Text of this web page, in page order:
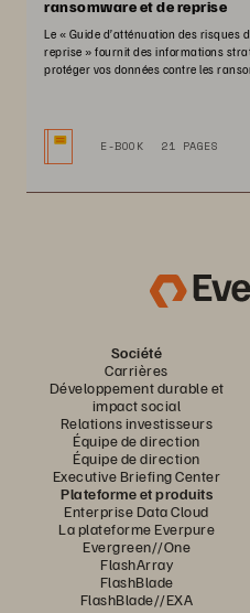
ransomware et de reprise
Le « Guide d’atténuation des risques
reprise » fournit des informations
protéger vos données contre les
E-BOOK 21 PAGES
Société
Carrières
Développement durable et
impact social
Relations investisseurs
Équipe de direction
Équipe de direction
Executive Briefing Center
Plateforme et produits
Enterprise Data Cloud
La plateforme Everpure
Evergreen//One
FlashArray
FlashBlade
FlashBlade//EXA